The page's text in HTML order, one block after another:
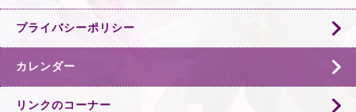
プライバシーポリシー
カレンダー
リンクのコーナー